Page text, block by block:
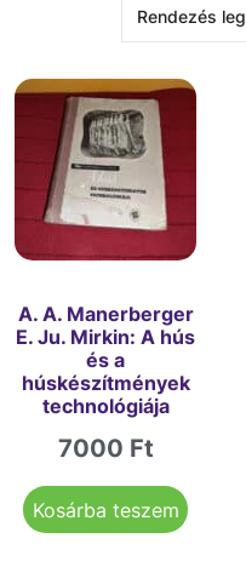
A. A. Manerberger
E. Ju. Mirkin: A hús
és a
húskészítmények
technológiája
7000 Ft
Kosárba teszem